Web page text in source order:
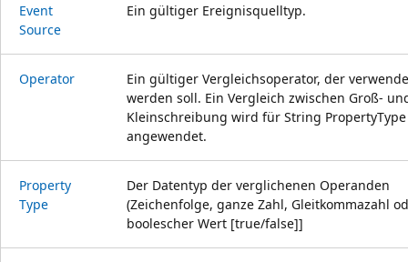
Event
Source
Ein gültiger Ereignisquelltyp.
Operator
Ein gültiger Vergleichsoperator, der
werden soll. Ein Vergleich zwischen Groß-
Kleinschreibung wird für String PropertyType
angewendet.
Property
Type
Der Datentyp der verglichenen Operanden
(Zeichenfolge, ganze Zahl, Gleitkommazahl
boolescher Wert [true/false]]